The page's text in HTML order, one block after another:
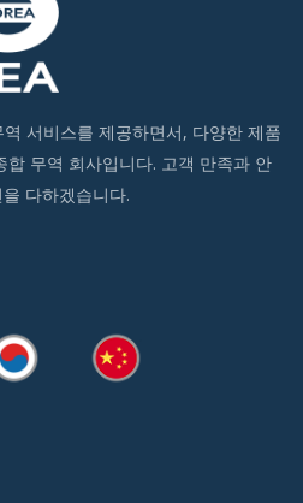
서비스를 제공하면서, 다양한 제품
무역 회사입니다. 고객 만족과 안
다하겠습니다.